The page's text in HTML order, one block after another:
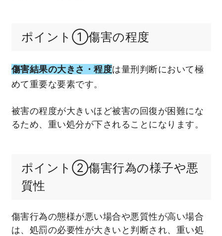
ポイント①傷害の程度
傷害結果の大きさ・程度は量刑判断において極
めて重要な要素です。
被害の程度が大きいほど被害の回復が困難にな
るため、重い処分が下されることになります。
ポイント②傷害行為の様子や悪
質性
傷害行為の態様が悪い場合や悪質性が高い場合
は、処罰の必要性が大きいと判断され、重い処